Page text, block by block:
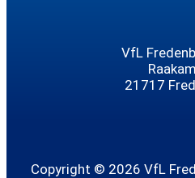
VfL
21717
Copyright © 2026 VfL